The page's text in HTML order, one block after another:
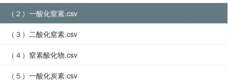
（２）一酸化窒素.csv
（３）二酸化窒素.csv
（４）窒素酸化物.csv
（５）一酸化炭素.csv